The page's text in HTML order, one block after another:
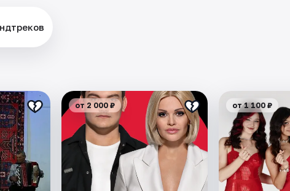
от 2 000 ₽ от 1 100 ₽